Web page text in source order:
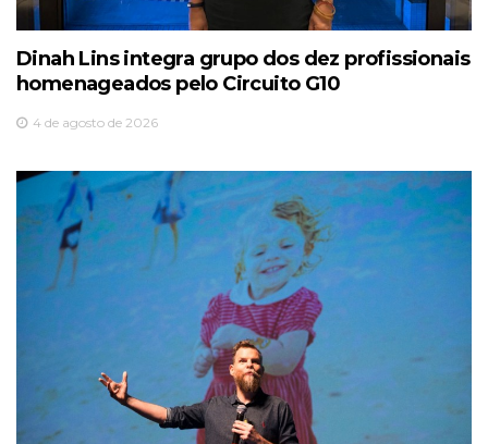
Dinah Lins integra grupo dos dez profissionais
homenageados pelo Circuito G10
4 de agosto de 2026